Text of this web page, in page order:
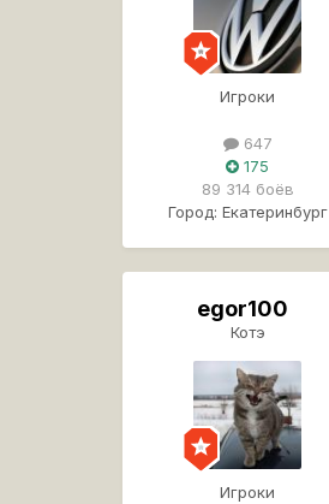
Игроки
647
175
89 314 боёв
Город: Екатеринбург
egor100
Котэ
Игроки